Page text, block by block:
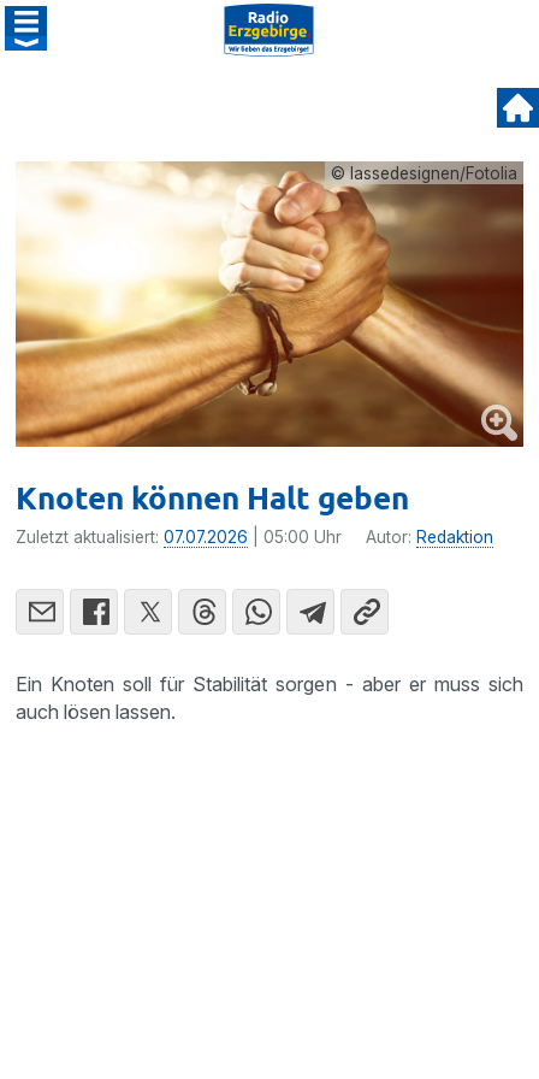
© lassedesignen/Fotolia
Knoten können Halt geben
Zuletzt aktualisiert:07.07.2026 | 05:00 Uhr Autor: Redaktion
Ein Knoten soll für Stabilität sorgen - aber er muss sich
auch lösen lassen.